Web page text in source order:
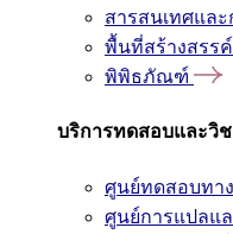
สารสนเทศแล
พื้นที่สร้างสรรค์
พิพิธภัณฑ์
บริการทดสอบและวิ
ศูนย์ทดสอบทา
ศูนย์การแปลแ